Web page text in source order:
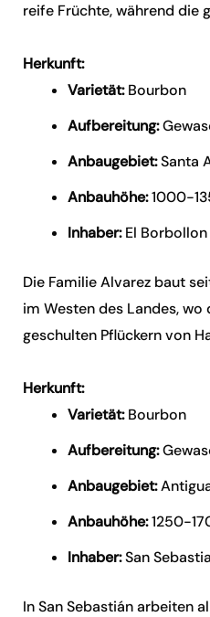
reife Früchte, während die
Herkunft:
Varietät:Bourbon
Aufbereitung:
Anbaugebiet:Santa
Anbauhöhe:1000-
Inhaber:El Borbollon
Die Familie Alvarez baut
im Westen des Landes,
geschulten Pflückern von
Herkunft:
Varietät:Bourbon
Aufbereitung:
Anbaugebiet:
Anbauhöhe:1250-
Inhaber:San
In San Sebastián arbeiten